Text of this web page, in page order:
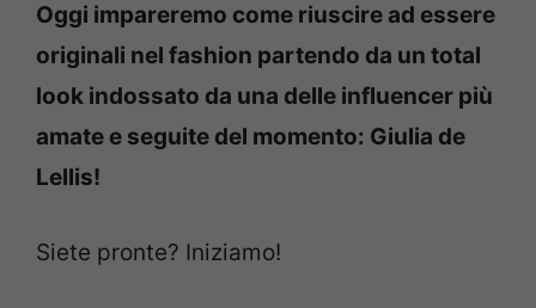
Oggi impareremo come riuscire ad essere
originali nel fashion partendo da un total
look indossato da una delle influencer più
amate e seguite del momento: Giulia de
Lellis!
Siete pronte? Iniziamo!